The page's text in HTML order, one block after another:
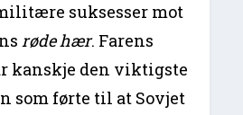
suksesser mot
røde hær. Farens
kanskje den viktigste
som førte til at Sovjet